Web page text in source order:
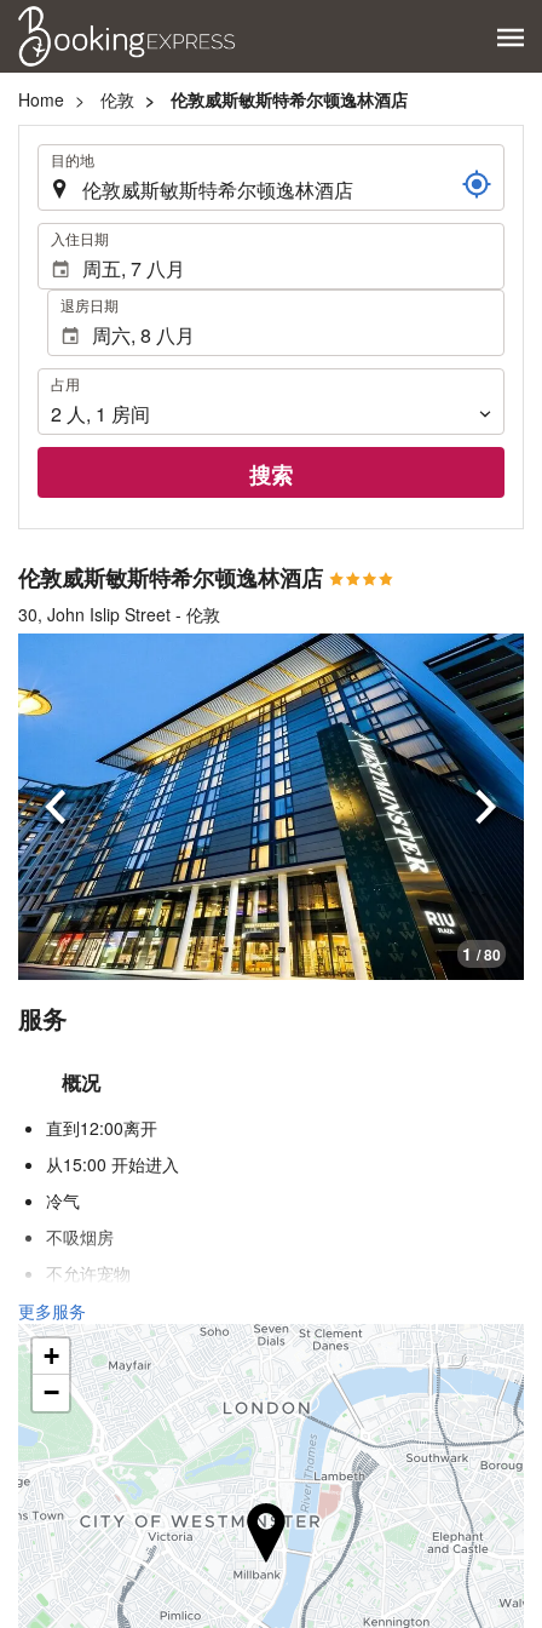
Home 伦敦 伦敦威斯敏斯特希尔顿逸林酒店
. 目的地
. 入住日期
退房日期
占
用
占用
2 人, 1 房间
搜索
伦敦威斯敏斯特希尔顿逸林酒店
30, John Islip Street - 伦敦
1 / 80
上一页 下一
服务
概况
直到12:00离开
从15:00 开始进入
冷气
不吸烟房
不允许宠物
接待服务
24小时前台
食品与饮品
酒巴
互联网
免费WiFi
更多服务
+
−